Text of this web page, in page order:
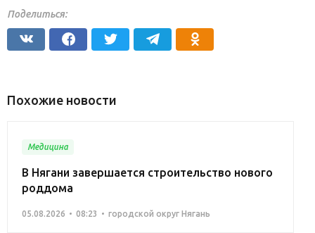
Поделиться:
Похожие новости
Медицина
В Нягани завершается строительство нового
роддома
05.08.2026 08:23 городской округ Нягань